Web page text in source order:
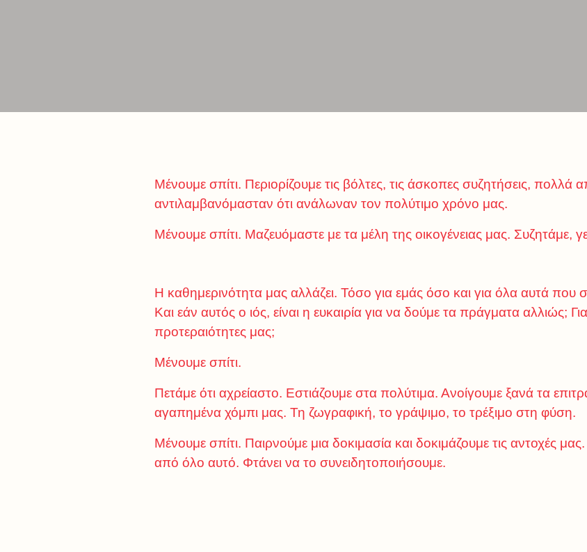
Μένουμε σπίτι. Περιορίζουμε τις βόλτες, τις άσκοπες συζητήσεις, πολλά
αντιλαμβανόμασταν ότι ανάλωναν τον πολύτιμο χρόνο μας.
Μένουμε σπίτι. Μαζευόμαστε με τα μέλη της οικογένειας μας. Συζητάμε,
Η καθημερινότητα μας αλλάζει. Τόσο για εμάς όσο και για όλα αυτά που
Και εάν αυτός ο ιός, είναι η ευκαιρία για να δούμε τα πράγματα αλλιώς;
προτεραιότητες μας;
Μένουμε σπίτι.
Πετάμε ότι αχρείαστο. Εστιάζουμε στα πολύτιμα. Ανοίγουμε ξανά τα
αγαπημένα χόμπι μας. Τη ζωγραφική, το γράψιμο, το τρέξιμο στη φύση.
Μένουμε σπίτι. Παιρνούμε μια δοκιμασία και δοκιμάζουμε τις αντοχές μας.
από όλο αυτό. Φτάνει να το συνειδητοποιήσουμε.